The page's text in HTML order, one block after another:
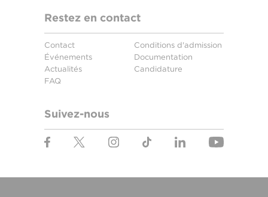
Restez en contact
Contact
Événements
Actualités
FAQ
Conditions d'admission
Documentation
Candidature
Suivez-nous